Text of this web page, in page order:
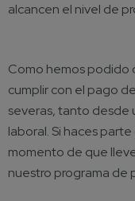
alcancen el nivel de
Como hemos podido
cumplir con el pago
severas, tanto desde
laboral. Si haces
momento de que
nuestro programa de